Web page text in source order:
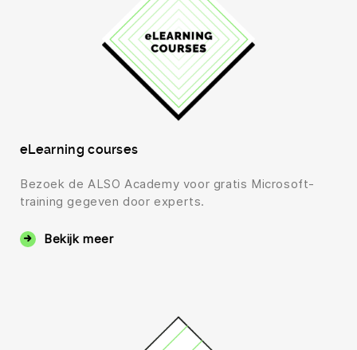
eLearning courses
Bezoek de ALSO Academy voor gratis Microsoft-
training gegeven door experts.
Bekijk meer